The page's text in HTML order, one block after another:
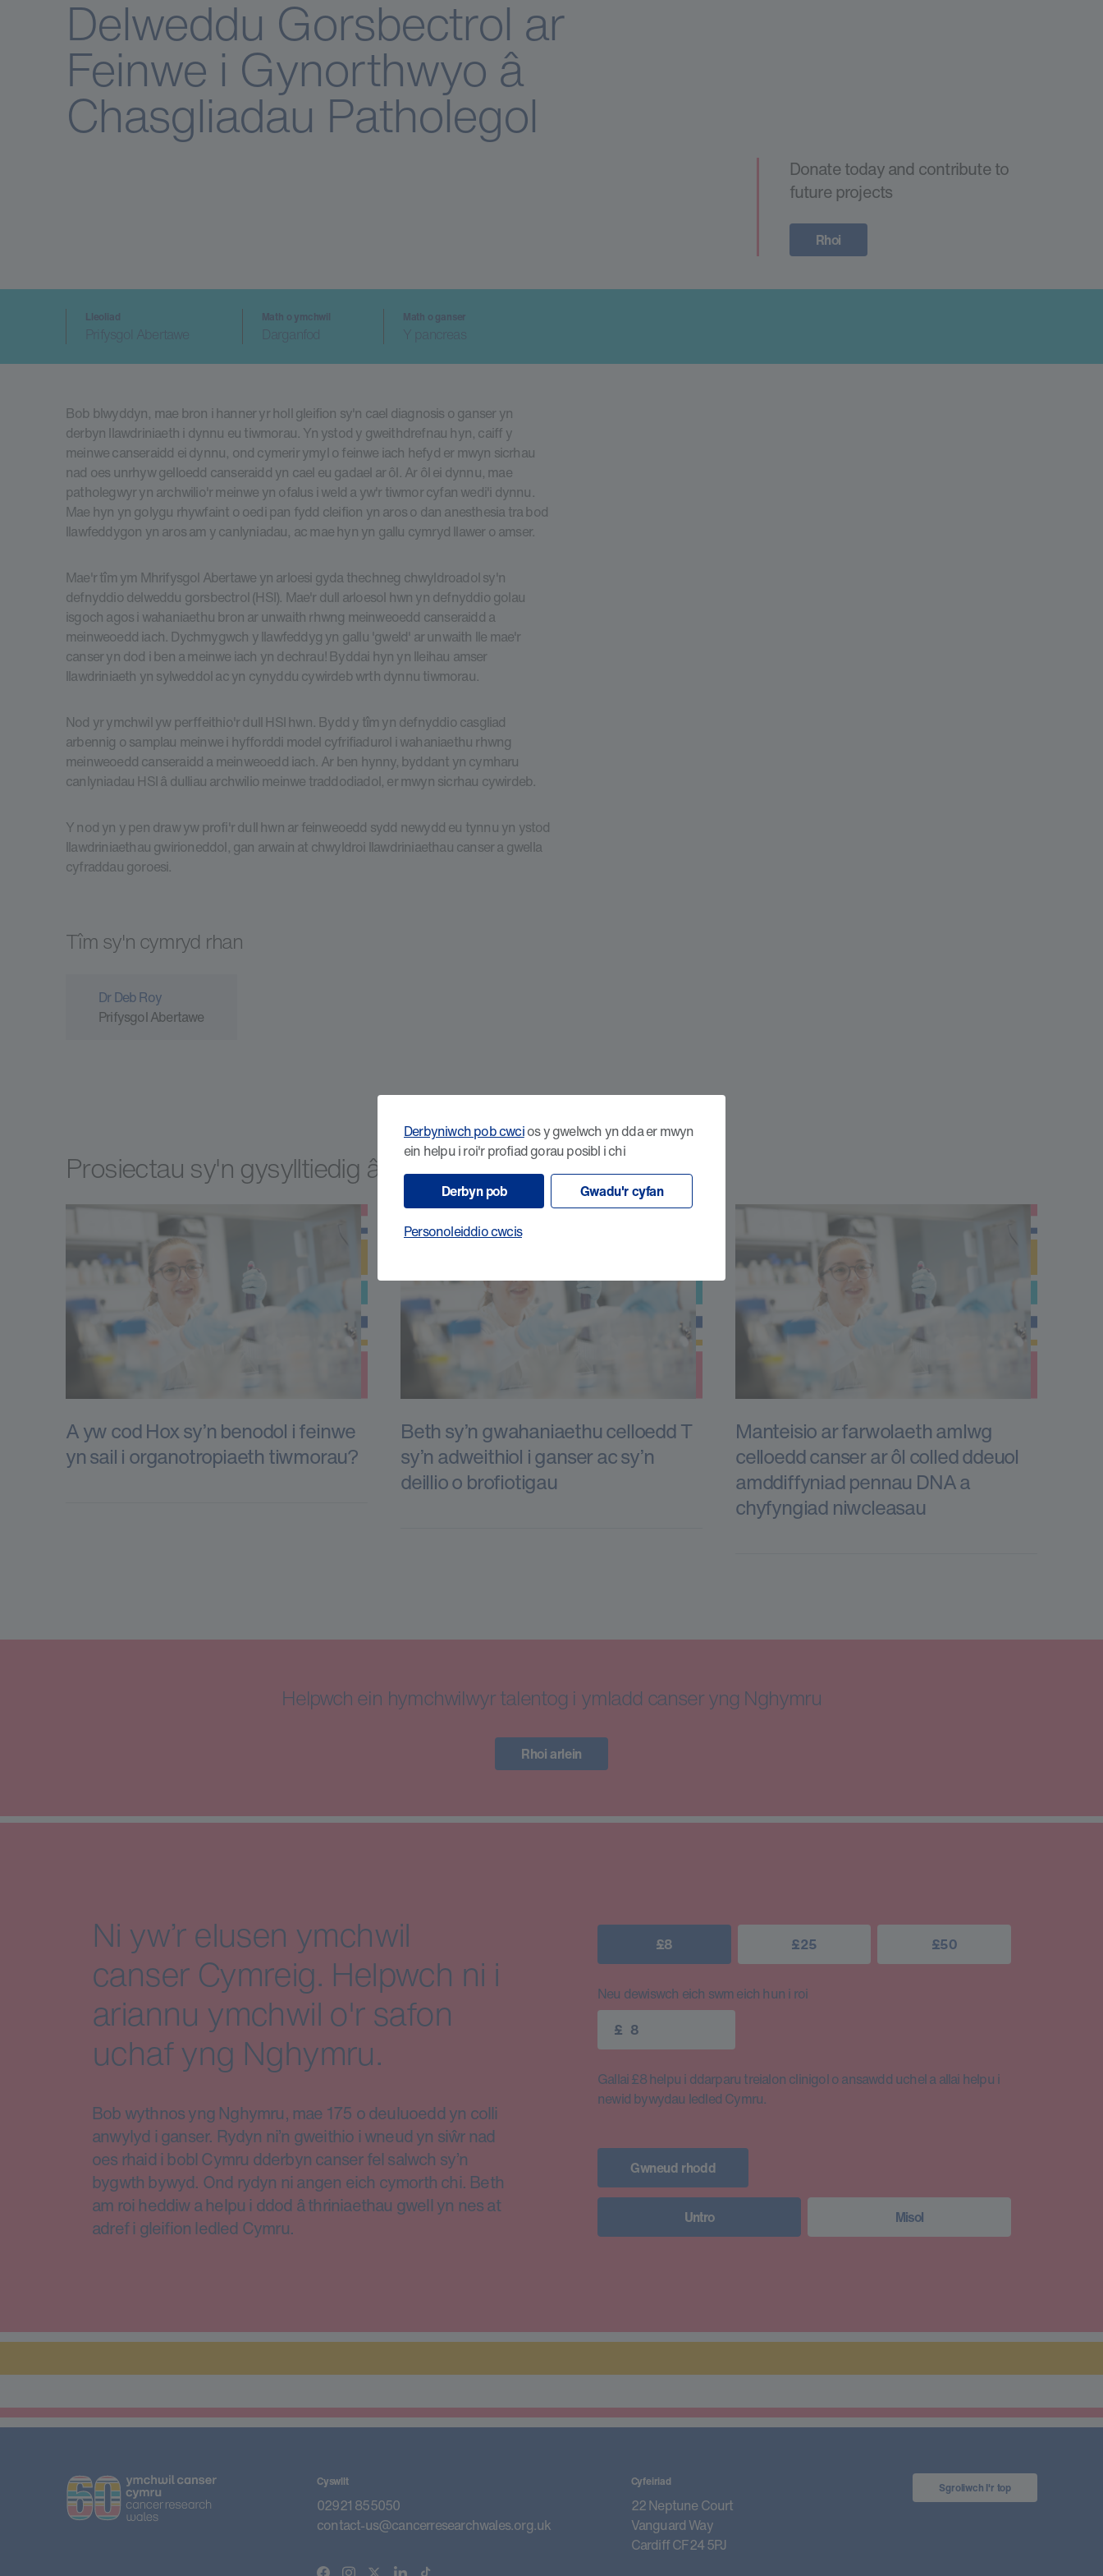
Derbyniwch pob cwcios y gwelwch yn dda er mwyn
ein helpu i roi'r profiad gorau posibl i chi
Derbyn pob Gwadu'r cyfan
Personoleiddio cwcis
Delweddu Gorsbectrol ar
Feinwe i Gynorthwyo â
Chasgliadau Patholegol
Donate today and contribute to
future projects
Rhoi
Lleoliad
Prifysgol Abertawe
Math o ymchwil
Darganfod
Math o ganser
Y pancreas
Bob blwyddyn, mae bron i hanner yr holl gleifion sy'n cael diagnosis o ganser yn
derbyn llawdriniaeth i dynnu eu tiwmorau. Yn ystod y gweithdrefnau hyn, caiff y
meinwe canseraidd ei dynnu, ond cymerir ymyl o feinwe iach hefyd er mwyn sicrhau
nad oes unrhyw gelloedd canseraidd yn cael eu gadael ar ôl. Ar ôl ei dynnu, mae
patholegwyr yn archwilio'r meinwe yn ofalus i weld a yw'r tiwmor cyfan wedi'i dynnu.
Mae hyn yn golygu rhywfaint o oedi pan fydd cleifion yn aros o dan anesthesia tra bod
llawfeddygon yn aros am y canlyniadau, ac mae hyn yn gallu cymryd llawer o amser.
Mae'r tîm ym Mhrifysgol Abertawe yn arloesi gyda thechneg chwyldroadol sy'n
defnyddio delweddu gorsbectrol (HSI). Mae'r dull arloesol hwn yn defnyddio golau
isgoch agos i wahaniaethu bron ar unwaith rhwng meinweoedd canseraidd a
meinweoedd iach. Dychmygwch y llawfeddyg yn gallu 'gweld' ar unwaith lle mae'r
canser yn dod i ben a meinwe iach yn dechrau! Byddai hyn yn lleihau amser
llawdriniaeth yn sylweddol ac yn cynyddu cywirdeb wrth dynnu tiwmorau.
Nod yr ymchwil yw perffeithio'r dull HSI hwn. Bydd y tîm yn defnyddio casgliad
arbennig o samplau meinwe i hyfforddi model cyfrifiadurol i wahaniaethu rhwng
meinweoedd canseraidd a meinweoedd iach. Ar ben hynny, byddant yn cymharu
canlyniadau HSI â dulliau archwilio meinwe traddodiadol, er mwyn sicrhau cywirdeb.
Y nod yn y pen draw yw profi'r dull hwn ar feinweoedd sydd newydd eu tynnu yn ystod
llawdriniaethau gwirioneddol, gan arwain at chwyldroi llawdriniaethau canser a gwella
cyfraddau goroesi.
Tîm sy'n cymryd rhan
Dr Deb Roy
Prifysgol Abertawe
Prosiectau sy'n gysylltiedig âDarganfod
A yw cod Hox sy’n benodol i feinwe
yn sail i organotropiaeth tiwmorau?
Beth sy’n gwahaniaethu celloedd T
sy’n adweithiol i ganser ac sy’n
deillio o brofiotigau
Manteisio ar farwolaeth amlwg
celloedd canser ar ôl colled ddeuol
amddiffyniad pennau DNA a
chyfyngiad niwcleasau
Helpwch ein hymchwilwyr talentog i ymladd canser yng Nghymru
Rhoi arlein
Ni yw’r elusen ymchwil
canser Cymreig. Helpwch ni i
ariannu ymchwil o'r safon
uchaf yng Nghymru.
Bob wythnos yng Nghymru, mae 175 o deuluoedd yn colli
anwylyd i ganser. Rydyn ni’n gweithio i wneud yn siŵr nad
oes rhaid i bobl Cymru dderbyn canser fel salwch sy’n
bygwth bywyd. Ond rydyn ni angen eich cymorth chi. Beth
am roi heddiw a helpu i ddod â thriniaethau gwell yn nes at
adref i gleifion ledled Cymru.
£8 £25 £50
Neu dewiswch eich swm eich hun i roi
£
Gallai £8 helpu i ddarparu treialon clinigol o ansawdd uchel a allai helpu i
newid bywydau ledled Cymru.
Gwneud rhodd
Untro Misol
Sgroliwch I'r top
Cyswllt
02921 855050
contact-us@cancerresearchwales.org.uk
Cyfeiriad
22 Neptune Court
Vanguard Way
Cardiff CF24 5PJ